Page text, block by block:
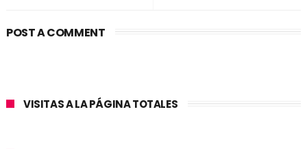
POST A COMMENT
VISITAS A LA PÁGINA TOTALES